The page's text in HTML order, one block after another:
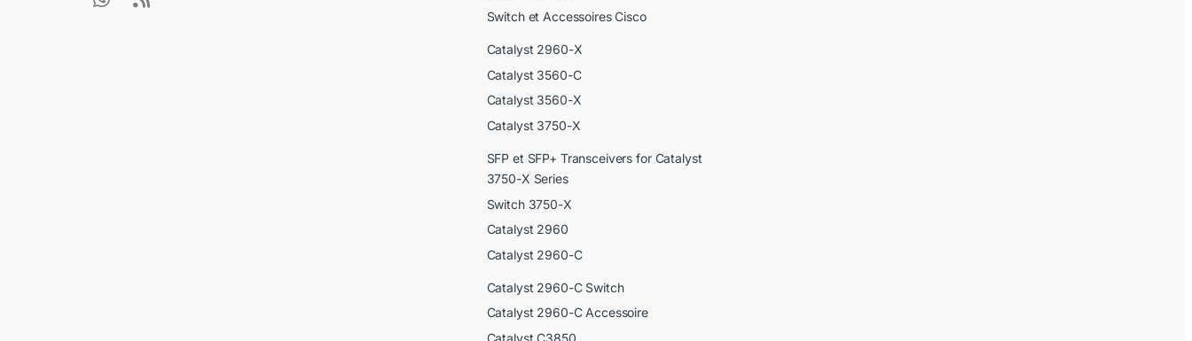
Switch et Accessoires Cisco
Catalyst 2960-X
Catalyst 3560-C
Catalyst 3560-X
Catalyst 3750-X
SFP et SFP+ Transceivers for Catalyst
3750-X Series
Switch 3750-X
Catalyst 2960
Catalyst 2960-C
Catalyst 2960-C Switch
Catalyst 2960-C Accessoire
Catalyst C3850